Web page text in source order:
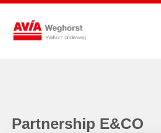
Partnership E&CO